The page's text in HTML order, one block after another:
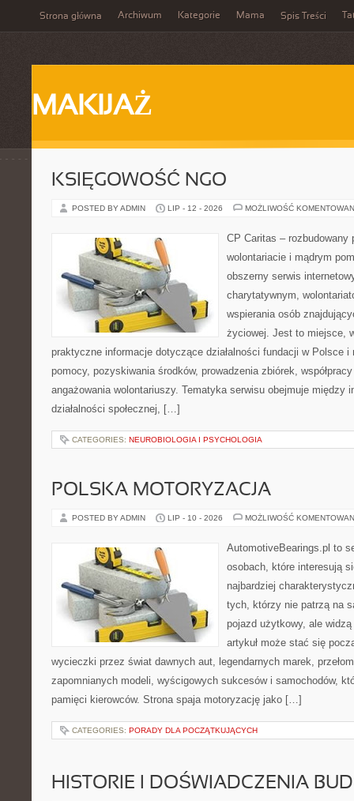
Strona główna Archiwum Kategorie Mama Spis Treści
MAKIJAŻ
KSIĘGOWOŚĆ NGO
POSTED BY ADMIN LIP - 12 - 2026 MOŻLIWOŚĆ
CP Caritas – rozbudowany
wolontariacie i mądrym
obszerny serwis
charytatywnym,
wspierania osób
życiowej. Jest to miejsce,
praktyczne informacje dotyczące działalności fundacji w Polsce i
pomocy, pozyskiwania środków, prowadzenia zbiórek,
angażowania wolontariuszy. Tematyka serwisu obejmuje między
działalności społecznej, […]
CATEGORIES: NEUROBIOLOGIA I PSYCHOLOGIA
POLSKA MOTORYZACJA
POSTED BY ADMIN LIP - 10 - 2026 MOŻLIWOŚĆ
AutomotiveBearings.pl to
osobach, które interesują
najbardziej
tych, którzy nie patrzą na
pojazd użytkowy, ale
artykuł może stać się
wycieczki przez świat dawnych aut, legendarnych marek,
zapomnianych modeli, wyścigowych sukcesów i samochodów,
pamięci kierowców. Strona spaja motoryzację jako […]
CATEGORIES: PORADY DLA POCZĄTKUJĄCYCH
HISTORIE I DOŚWIADCZENIA